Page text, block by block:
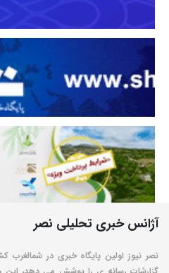
آژانس خبری تحلیلی نصر
نصر نیوز اولین پایگاه خبری در